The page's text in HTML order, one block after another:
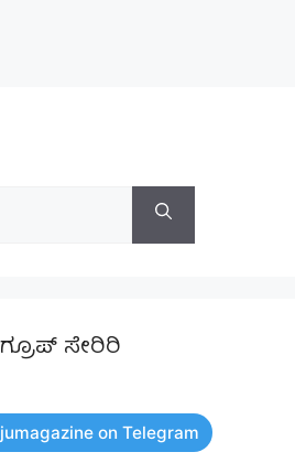
ಸೇರಿರಿ
on Telegram